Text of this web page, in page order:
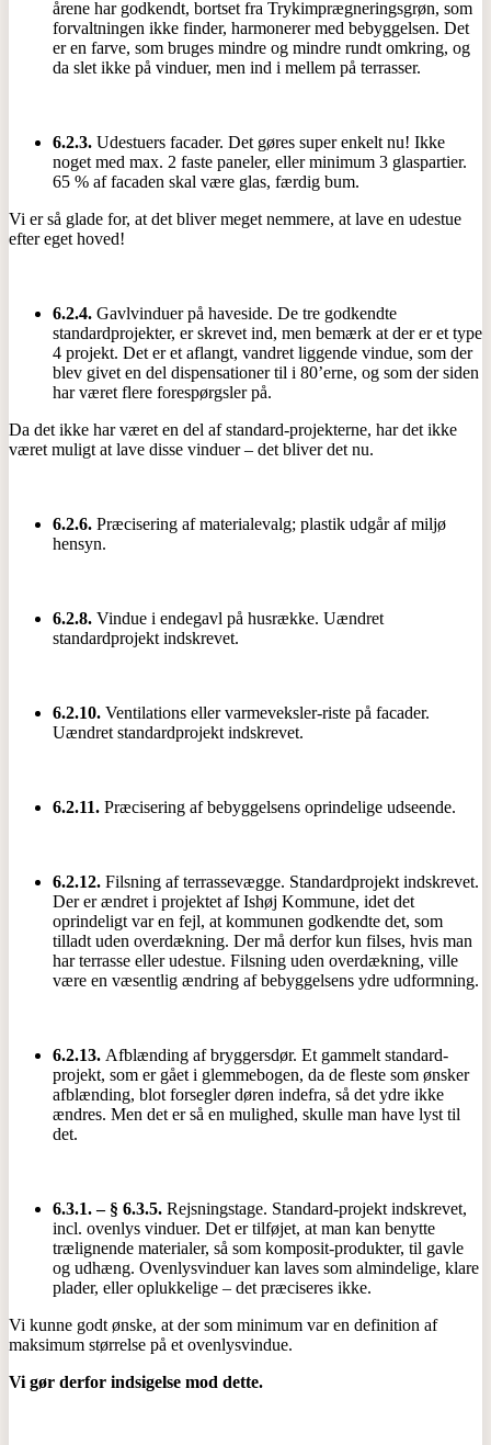
årene har godkendt, bortset fra Trykimprægneringsgrøn, som
forvaltningen ikke finder, harmonerer med bebyggelsen. Det
er en farve, som bruges mindre og mindre rundt omkring, og
da slet ikke på vinduer, men ind i mellem på terrasser.
6.2.3. Udestuers facader. Det gøres super enkelt nu! Ikke
noget med max. 2 faste paneler, eller minimum 3 glaspartier.
65 % af facaden skal være glas, færdig bum.
Vi er så glade for, at det bliver meget nemmere, at lave en udestue
efter eget hoved!
6.2.4. Gavlvinduer på haveside. De tre godkendte
standardprojekter, er skrevet ind, men bemærk at der er et type
4 projekt. Det er et aflangt, vandret liggende vindue, som der
blev givet en del dispensationer til i 80’erne, og som der siden
har været flere forespørgsler på.
Da det ikke har været en del af standard-projekterne, har det ikke
været muligt at lave disse vinduer – det bliver det nu.
6.2.6. Præcisering af materialevalg; plastik udgår af miljø
hensyn.
6.2.8. Vindue i endegavl på husrække. Uændret
standardprojekt indskrevet.
6.2.10. Ventilations eller varmeveksler-riste på facader.
Uændret standardprojekt indskrevet.
6.2.11. Præcisering af bebyggelsens oprindelige udseende.
6.2.12. Filsning af terrassevægge. Standardprojekt indskrevet.
Der er ændret i projektet af Ishøj Kommune, idet det
oprindeligt var en fejl, at kommunen godkendte det, som
tilladt uden overdækning. Der må derfor kun filses, hvis man
har terrasse eller udestue. Filsning uden overdækning, ville
være en væsentlig ændring af bebyggelsens ydre udformning.
6.2.13. Afblænding af bryggersdør. Et gammelt standard-
projekt, som er gået i glemmebogen, da de fleste som ønsker
afblænding, blot forsegler døren indefra, så det ydre ikke
ændres. Men det er så en mulighed, skulle man have lyst til
det.
6.3.1. – § 6.3.5. Rejsningstage. Standard-projekt indskrevet,
incl. ovenlys vinduer. Det er tilføjet, at man kan benytte
trælignende materialer, så som komposit-produkter, til gavle
og udhæng. Ovenlysvinduer kan laves som almindelige, klare
plader, eller oplukkelige – det præciseres ikke.
Vi kunne godt ønske, at der som minimum var en definition af
maksimum størrelse på et ovenlysvindue.
Vi gør derfor indsigelse mod dette.